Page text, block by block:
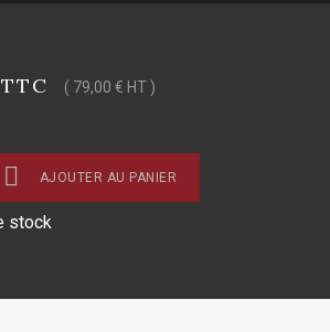
TTC ( 79,00 € HT )
 AJOUTER AU PANIER
stock